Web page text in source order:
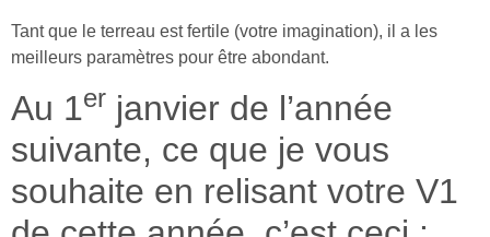
Tant que le terreau est fertile (votre imagination), il a les
meilleurs paramètres pour être abondant.
Au 1er janvier de l’année
suivante, ce que je vous
souhaite en relisant votre V1